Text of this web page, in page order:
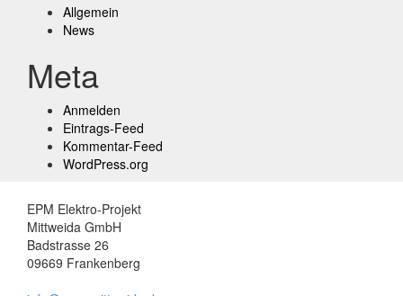
Allgemein
News
Meta
Anmelden
Eintrags-Feed
Kommentar-Feed
WordPress.org
EPM Elektro-Projekt
Mittweida GmbH
Badstrasse 26
09669 Frankenberg